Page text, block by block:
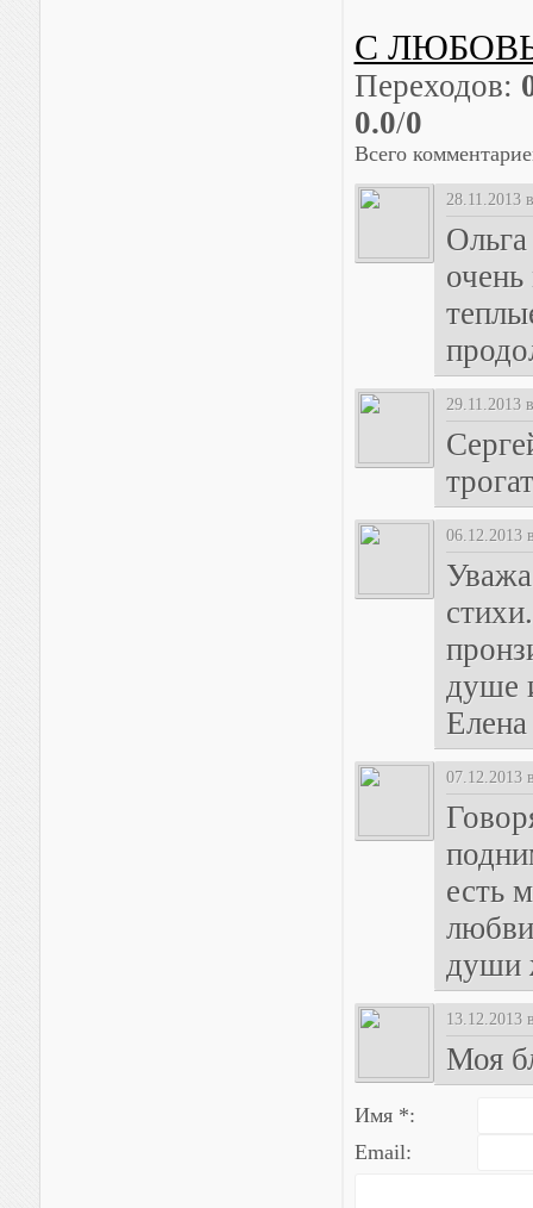
С
Переходов:
0.0/0
Всего
28.11.2013
29.11.2013
06.12.2013
душе
07.12.2013
есть
души
13.12.2013
Моя
Имя *:
Email: